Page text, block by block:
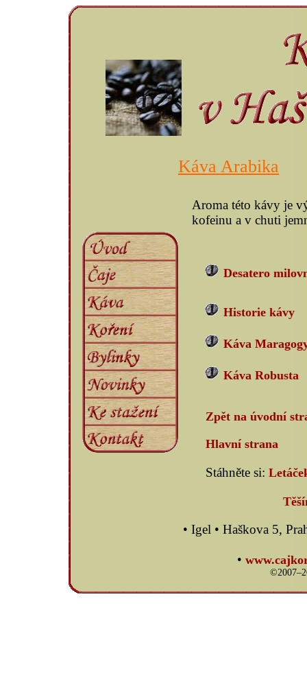
Káva Arabika
Aroma této kávy je
kofeinu a v chuti
Desatero
Historie kávy
Káva
Káva Robusta
Zpět na úvodní
Hlavní strana
Stáhněte si:
• Igel • Haškova 5,
•